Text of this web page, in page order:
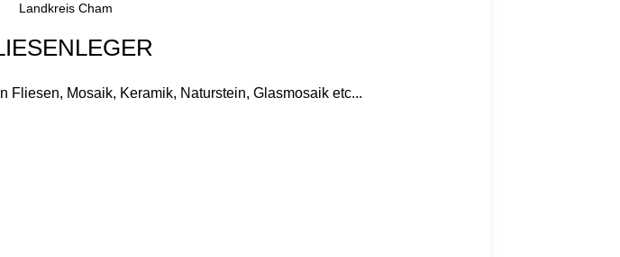
Landkreis Cham
Fliesen, Mosaik, Keramik, Naturstein, Glasmosaik etc...